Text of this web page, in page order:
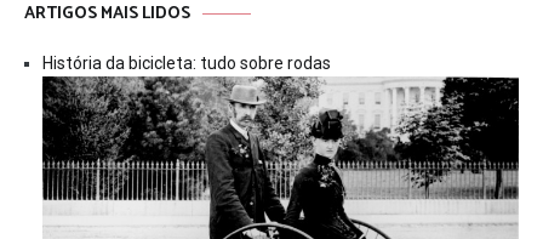
ARTIGOS MAIS LIDOS
História da bicicleta: tudo sobre rodas